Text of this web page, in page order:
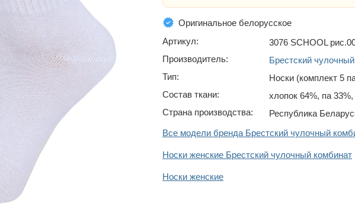
Оригинальное белорусское
Артикул:
3076 SCHOOL
Производитель:
Брестский
Тип:
Носки (комплект 5
Состав ткани:
хлопок 64%, па
Страна производства:
Республика
Все модели бренда Брестский чулочный
Носки женские Брестский чулочный комбинат
Носки женские